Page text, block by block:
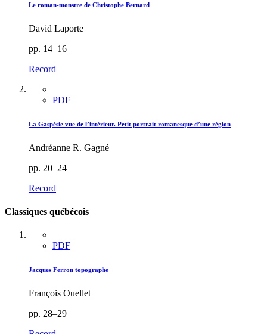
Le roman-monstre de Christophe Bernard
David Laporte
pp. 14–16
Record
PDF
La Gaspésie vue de l’intérieur. Petit portrait romanesque d’une région
Andréanne R. Gagné
pp. 20–24
Record
Classiques québécois
PDF
Jacques Ferron topographe
François Ouellet
pp. 28–29